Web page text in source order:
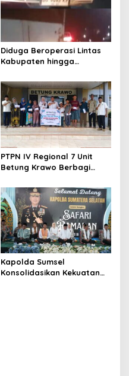
Diduga Beroperasi Lintas
Kabupaten hingga
Penegak Hukum Didesak
Bongkar Mata Rantai
Distribusi BBM Ilegal
PTPN IV Regional 7 Unit
Betung Krawo Berbagi
Ramadan, Raih Keberkahan
Idul Fitri 1447 H
Kapolda Sumsel
Konsolidasikan Kekuatan